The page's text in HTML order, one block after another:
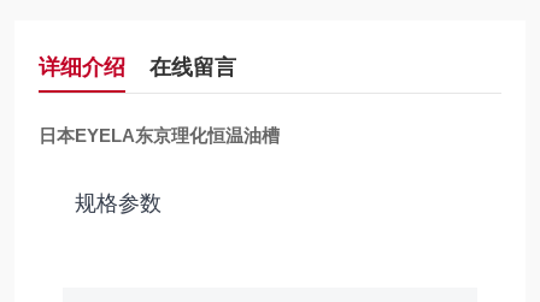
详细介绍 在线留言
日本EYELA东京理化恒温油槽
规格参数